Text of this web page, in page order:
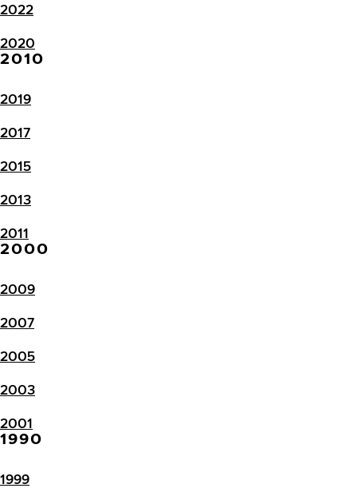
2022
2020
2010
2019
2017
2015
2013
2011
2000
2009
2007
2005
2003
2001
1990
1999